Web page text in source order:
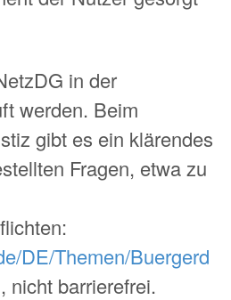
in der
werden. Beim
gibt es ein klärendes
Fragen, etwa zu
DE/Themen/Buergerd
, nicht barrierefrei.